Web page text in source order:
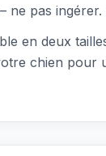
ne pas
en deux
chien pour